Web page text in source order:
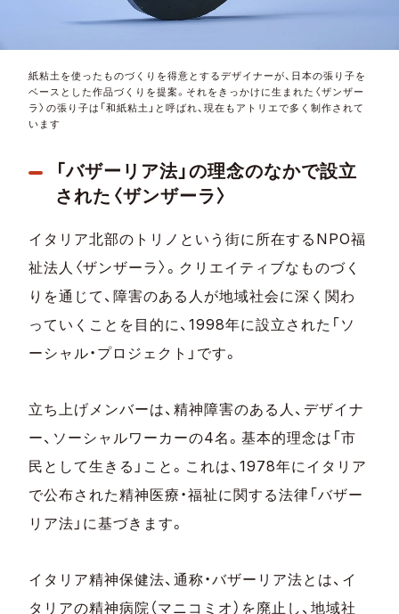
紙粘土を使ったものづくりを得意とするデザイナーが、日本の張り子を
ベースとした作品づくりを提案。それをきっかけに生まれた〈ザンザー
ラ〉の張り子は「和紙粘土」と呼ばれ、現在もアトリエで多く制作されて
います
「バザーリア法」の理念のなかで設立
された〈ザンザーラ〉
イタリア北部のトリノという街に所在するNPO福
祉法人〈ザンザーラ〉。クリエイティブなものづく
りを通じて、障害のある人が地域社会に深く関わ
っていくことを目的に、1998年に設立された「ソ
ーシャル・プロジェクト」です。
立ち上げメンバーは、精神障害のある人、デザイナ
ー、ソーシャルワーカーの4名。基本的理念は「市
民として生きる」こと。これは、1978年にイタリア
で公布された精神医療・福祉に関する法律「バザー
リア法」に基づきます。
イタリア精神保健法、通称・バザーリア法とは、イ
タリアの精神病院（マニコミオ）を廃止し、地域社